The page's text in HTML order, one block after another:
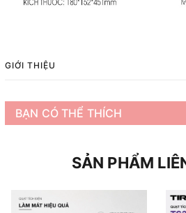
GIỚI THIỆU
BẠN CÓ THỂ THÍCH
SẢN PHẨM